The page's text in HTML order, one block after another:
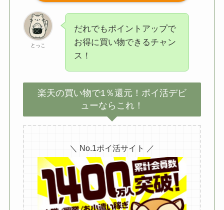
とっこ
だれでもポイントアップで
お得に買い物できるチャン
ス！
楽天の買い物で1％還元！ポイ活デビ
ューならこれ！
＼ No.1ポイ活サイト ／